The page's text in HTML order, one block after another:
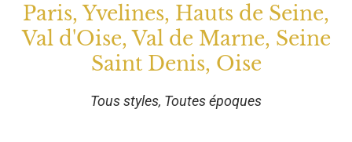
Paris, Yvelines, Hauts de Seine,
Val d'Oise, Val de Marne, Seine
Saint Denis, Oise
Tous styles, Toutes époques